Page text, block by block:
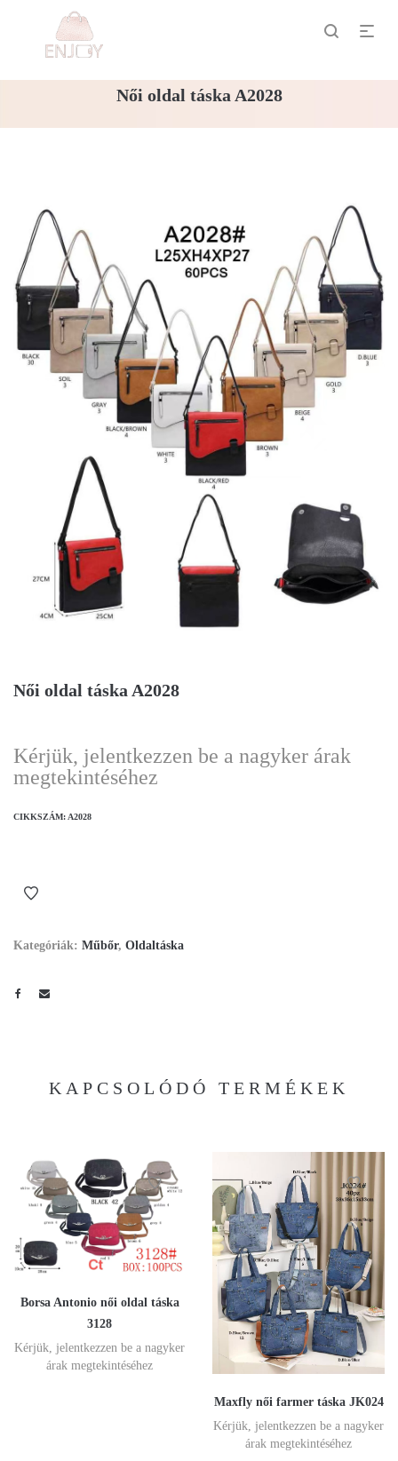
Női oldal táska A2028
Női oldal táska A2028
Kérjük, jelentkezzen be a nagyker árak
megtekintéséhez
CIKKSZÁM: A2028
Kategóriák: Műbőr, Oldaltáska
KAPCSOLÓDÓ TERMÉKEK
Borsa Antonio női oldal táska
3128
Kérjük, jelentkezzen be a nagyker
árak megtekintéséhez
Maxfly női farmer táska JK024
Kérjük, jelentkezzen be a nagyker
árak megtekintéséhez